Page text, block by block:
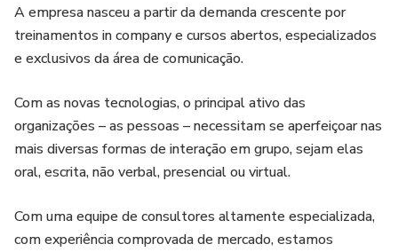
causa.
Ao longo do curso, você será desafiado a colocar em
para identificar pontos de melhoria e acelerar seu
desenvolvimento. Ao final da mentoria, você estará
preparado para se comunicar de forma assertiva e
impactante em diversas situações, seja em apresentações
A empresa nasceu a partir da demanda crescente por
treinamentos in company e cursos abertos, especializados
e exclusivos da área de comunicação.
Com as novas tecnologias, o principal ativo das
organizações – as pessoas – necessitam se aperfeiçoar nas
mais diversas formas de interação em grupo, sejam elas
oral, escrita, não verbal, presencial ou virtual.
Com uma equipe de consultores altamente especializada,
com experiência comprovada de mercado, estamos